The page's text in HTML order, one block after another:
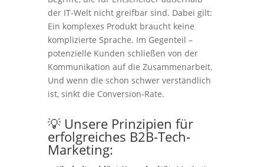
der IT-Welt nicht greifbar sind. Dabei gilt:
Ein komplexes Produkt braucht keine
komplizierte Sprache. Im Gegenteil –
potenzielle Kunden schließen von der
Kommunikation auf die Zusammenarbeit.
Und wenn die schon schwer verständlich
ist, sinkt die Conversion-Rate.
💡 Unsere Prinzipien für
erfolgreiches B2B-Tech-
Marketing: